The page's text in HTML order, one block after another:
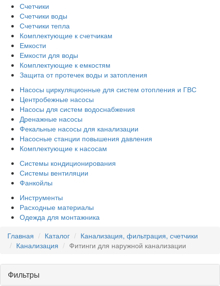
Счетчики
Счетчики воды
Счетчики тепла
Комплектующие к счетчикам
Емкости
Емкости для воды
Комплектующие к емкостям
Защита от протечек воды и затопления
Насосы циркуляционные для систем отопления и ГВС
Центробежные насосы
Насосы для систем водоснабжения
Дренажные насосы
Фекальные насосы для канализации
Насосные станции повышения давления
Комплектующие к насосам
Системы кондиционирования
Системы вентиляции
Фанкойлы
Инструменты
Расходные материалы
Одежда для монтажника
Главная
Каталог
Канализация, фильтрация, счетчики
Канализация
Фитинги для наружной канализации
Фильтры